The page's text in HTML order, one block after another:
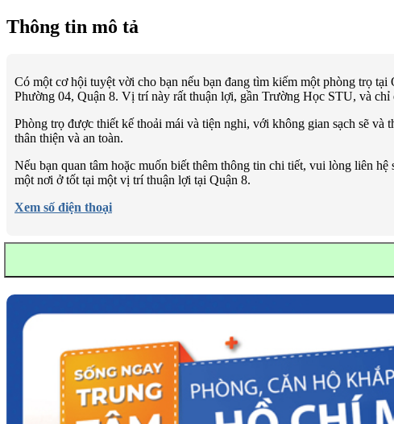
Thông tin mô tả
Có một cơ hội tuyệt vời cho bạn nếu bạn đang tìm kiếm một phòng trọ
Phường 04, Quận 8. Vị trí này rất thuận lợi, gần Trường Học STU, và
Phòng trọ được thiết kế thoải mái và tiện nghi, với không gian sạch sẽ
thân thiện và an toàn.
Nếu bạn quan tâm hoặc muốn biết thêm thông tin chi tiết, vui lòng liên
một nơi ở tốt tại một vị trí thuận lợi tại Quận 8.
Xem số điện thoại